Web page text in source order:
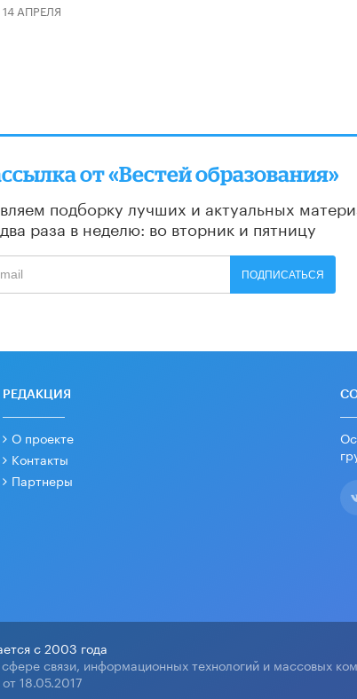
14 АПРЕЛЯ
от «Вестей образования»
подборку лучших и актуальных
два раза в неделю: во вторник и пятницу
ПОДПИСАТЬСЯ
РЕДАКЦИЯ
О проекте
Контакты
Партнеры
с 2003 года
связи, информационных технологий и массовых
18.05.2017